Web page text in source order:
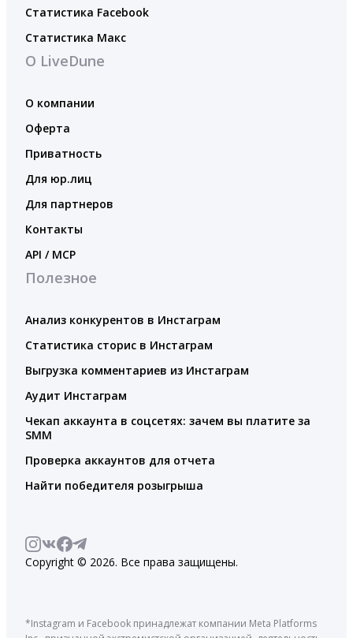
Статистика Facebook
Статистика Макс
О LiveDune
О компании
Оферта
Приватность
Для юр.лиц
Для партнеров
Контакты
API / MCP
Полезное
Анализ конкурентов в Инстаграм
Статистика сторис в Инстаграм
Выгрузка комментариев из Инстаграм
Аудит Инстаграм
Чекап аккаунта в соцсетях: зачем вы платите за
SMM
Проверка аккаунтов для отчета
Найти победителя розыгрыша
Copyright © 2026. Все права защищены.
*Instagram и Facebook принадлежат компании Meta Platforms